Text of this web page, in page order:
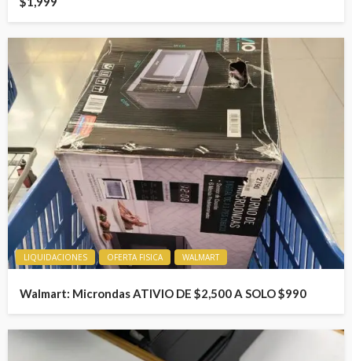
LIQUIDACIONES OFERTA FISICA WALMART
Walmart: Microndas ATIVIO DE $2,500 A SOLO $990